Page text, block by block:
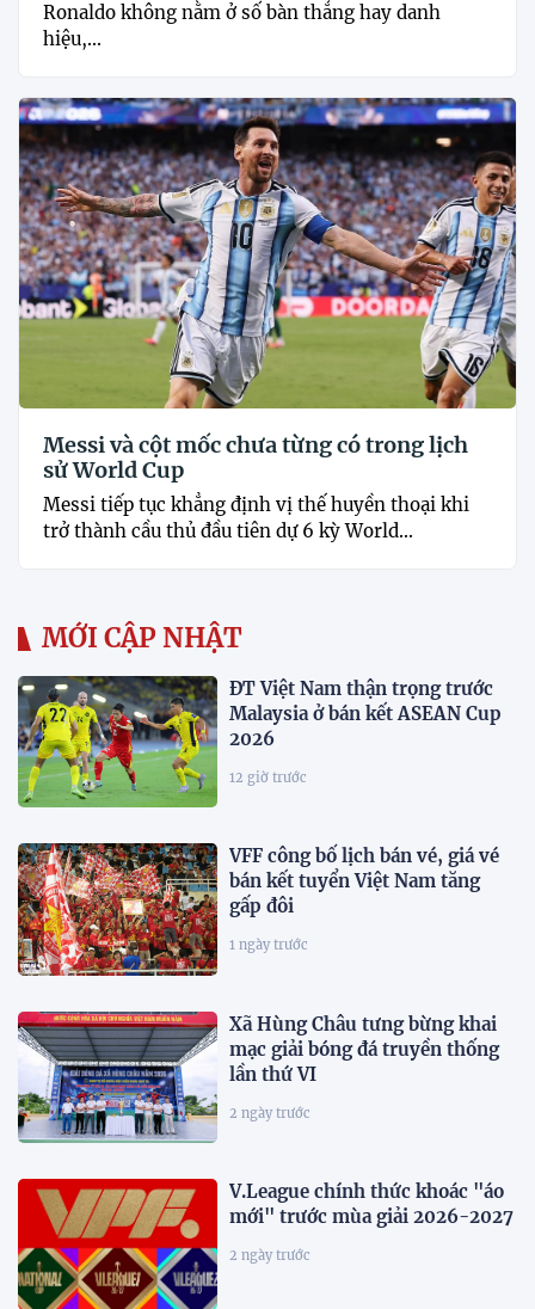
Ronaldo không nằm ở số bàn thắng hay danh
hiệu,...
Messi và cột mốc chưa từng có trong lịch
sử World Cup
Messi tiếp tục khẳng định vị thế huyền thoại khi
trở thành cầu thủ đầu tiên dự 6 kỳ World...
MỚI CẬP NHẬT
ĐT Việt Nam thận trọng trước
Malaysia ở bán kết ASEAN Cup
2026
12 giờ trước
VFF công bố lịch bán vé, giá vé
bán kết tuyển Việt Nam tăng
gấp đôi
1 ngày trước
Xã Hùng Châu tưng bừng khai
mạc giải bóng đá truyền thống
lần thứ VI
2 ngày trước
V.League chính thức khoác "áo
mới" trước mùa giải 2026-2027
2 ngày trước